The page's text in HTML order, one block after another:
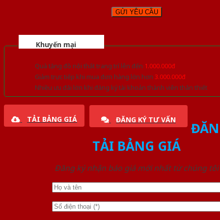
Khuyến mại
Quà tặng đồ nội thất trang trí lên đến 1.000.000đ
Giảm trực tiếp khi mua đơn hàng lớn hơn 3.000.000đ
Nhiều ưu đãi lớn khi đăng ký tài khoản thành viên thân thiết
TẢI BẢNG GIÁ ĐĂNG KÝ TƯ VẤN
TẢI BẢNG GIÁ
Đăng ký nhận báo giá mới nhất từ chúng tôi